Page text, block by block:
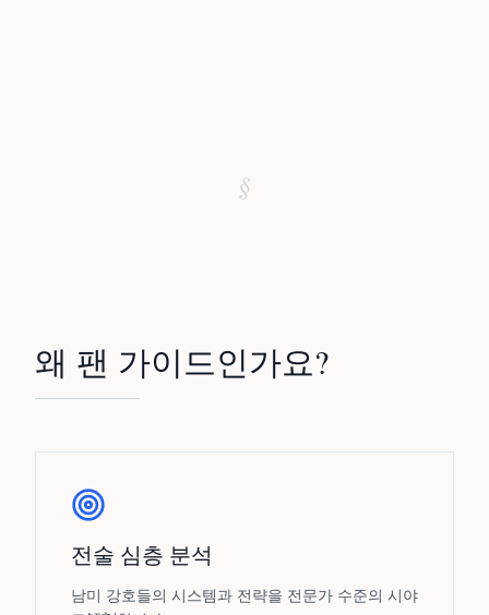
§
왜 팬 가이드인가요?
전술 심층 분석
남미 강호들의 시스템과 전략을 전문가 수준의 시야